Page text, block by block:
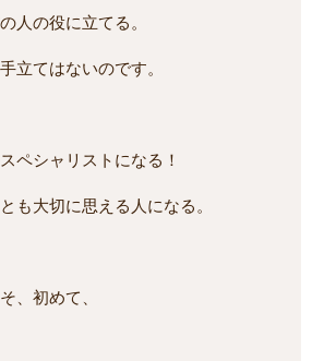
人の役に立てる。
立てはないのです。
ペシャリストになる！
も大切に思える人になる。
、初めて、